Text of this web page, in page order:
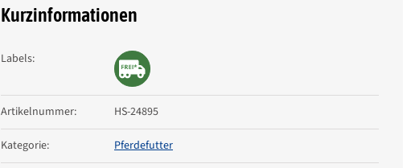
Kurzinformationen
Produkteigenschaft
Wert
Labels:
Artikelnummer: HS-24895
Kategorie: Pferdefutter